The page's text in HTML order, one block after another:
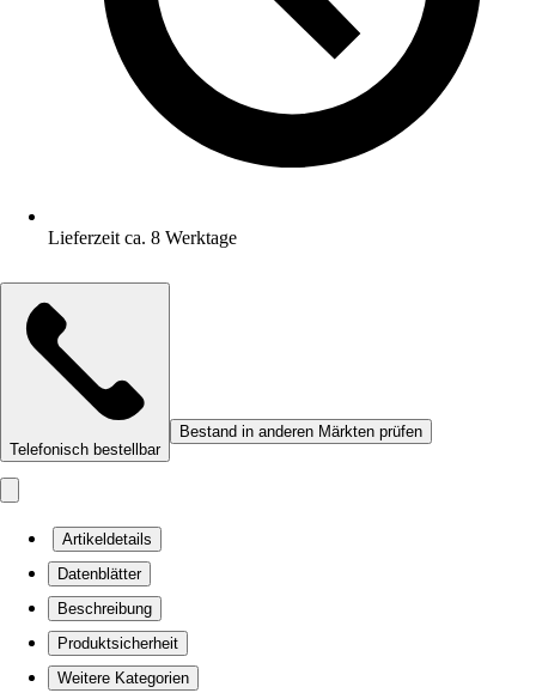
Lieferzeit ca. 8 Werktage
Telefonisch bestellbar
Bestand in anderen Märkten prüfen
Artikeldetails
Datenblätter
Beschreibung
Produktsicherheit
Weitere Kategorien